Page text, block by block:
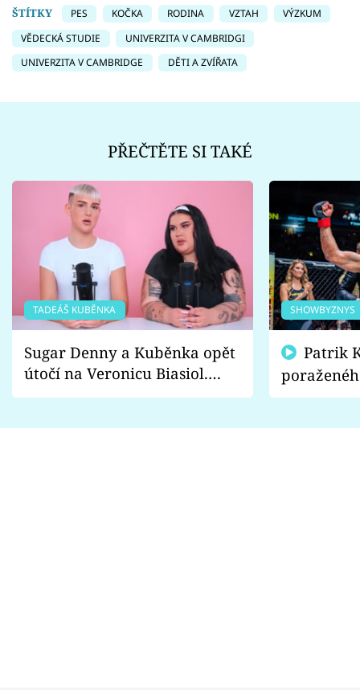
ŠTÍTKY PES KOČKA RODINA VZTAH
VÝZKUM
VĚDECKÁ STUDIE
UNIVERZITA V CAMBRIDGI
UNIVERZITA V CAMBRIDGE
DĚTI A ZVÍŘATA
PŘEČTĚTE SI TAKÉ
TADEÁŠ KUBĚNKA
Sugar Denny a Kuběnka opět
útočí na Veronicu Biasiol.
Proč je podle nich falešná a
SHOWBYZNYS
fanoušci